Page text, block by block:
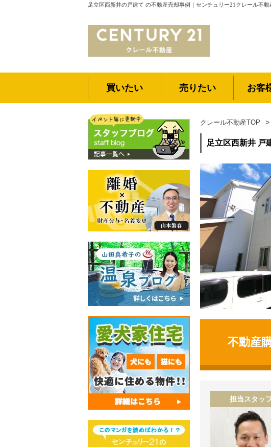
足立区西新井の戸建て の不動産売却事例｜センチュリー21クレール不動
買いたい 売りたい お客
クレール不動産TOP
足立区西新井 戸
不動産
担当スタッ